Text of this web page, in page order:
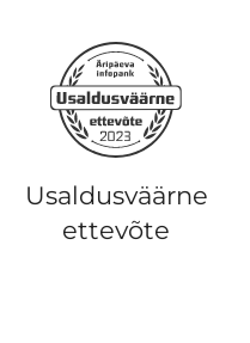
Usaldusväärne
ettevõte